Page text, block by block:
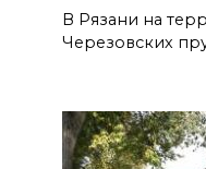
В Рязани на
Черезовских